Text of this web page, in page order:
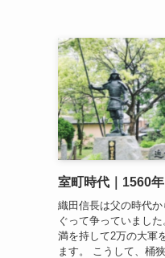
室町時代｜1560
織田信長は父の時代
ぐって争っていまし
満を持して2万の大軍
ます。 こうして、桶